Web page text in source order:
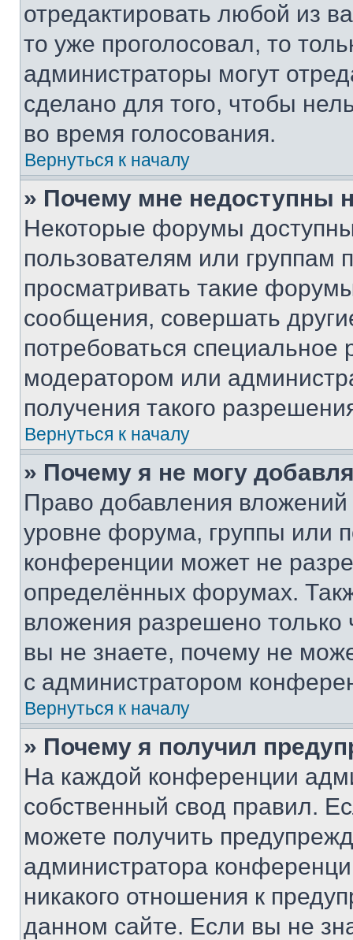
отредактировать любой из
то уже проголосовал, то
администраторы могут
сделано для того, чтобы
во время голосования.
Вернуться к началу
» Почему мне недоступны
Некоторые форумы
пользователям или группам
просматривать такие
сообщения, совершать
потребоваться
модератором или
получения такого
Вернуться к началу
» Почему я не могу
Право добавления
уровне форума, группы или
конференции может не
определённых форумах.
вложения разрешено
вы не знаете, почему не
с администратором
Вернуться к началу
» Почему я получил
На каждой конференции
собственный свод правил.
можете получить
администратора
никакого отношения к
данном сайте. Если вы не